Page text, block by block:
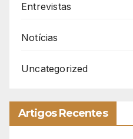
Entrevistas
Notícias
Uncategorized
Artigos Recentes